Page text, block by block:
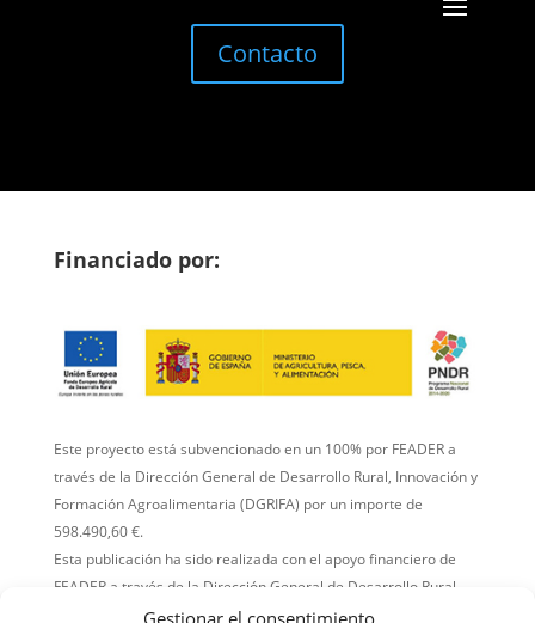
Gestionar el consentimiento
Contacto
Financiado por:
Este proyecto está subvencionado en un 100% por FEADER a
través de la Dirección General de Desarrollo Rural, Innovación y
Formación Agroalimentaria (DGRIFA) por un importe de
598.490,60 €.
Esta publicación ha sido realizada con el apoyo financiero de
FEADER a través de la Dirección General de Desarrollo Rural,
Innovación y Formación Agroalimentaria (DGRIFA).